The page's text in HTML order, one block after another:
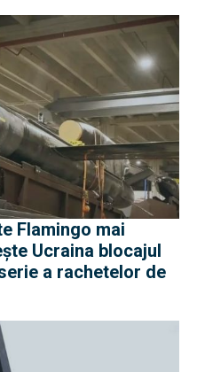
Flamingo mai
Ucraina blocajul
a rachetelor de